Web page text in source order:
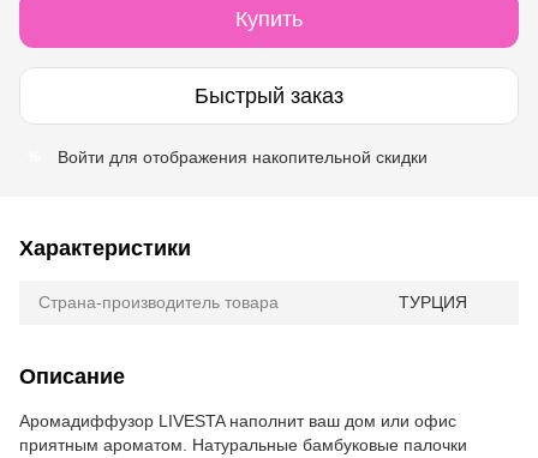
Купить
Быстрый заказ
Войти для отображения накопительной скидки
Характеристики
Страна-производитель товара ТУРЦИЯ
Описание
Аромадиффузор LIVESTA наполнит ваш дом или офис
приятным ароматом. Натуральные бамбуковые палочки